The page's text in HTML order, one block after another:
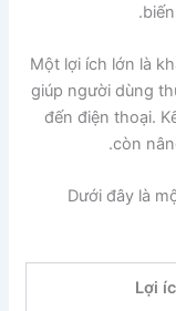
Một lợi ích lớn là
giúp người dùng
đến điện thoại.
còn
Dưới đây là
Lợi